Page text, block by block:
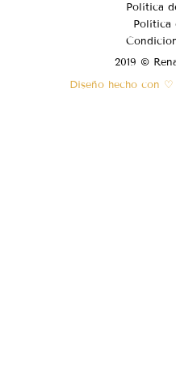
Política
Política
2019 ©
Diseño hecho con